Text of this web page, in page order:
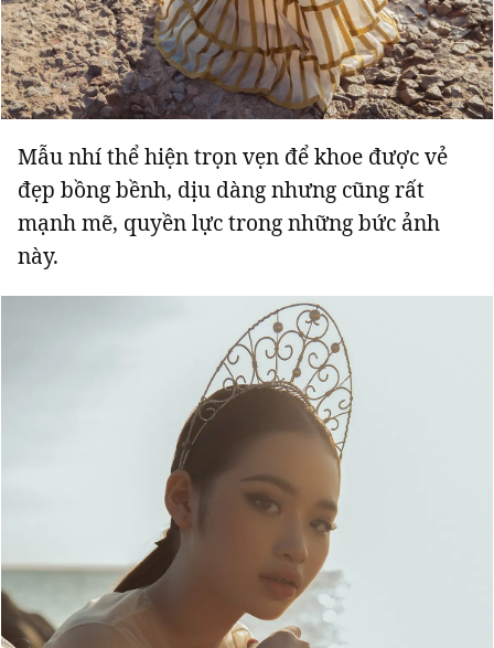
Mẫu nhí thể hiện trọn vẹn để khoe được vẻ
đẹp bồng bềnh, dịu dàng nhưng cũng rất
mạnh mẽ, quyền lực trong những bức ảnh
này.